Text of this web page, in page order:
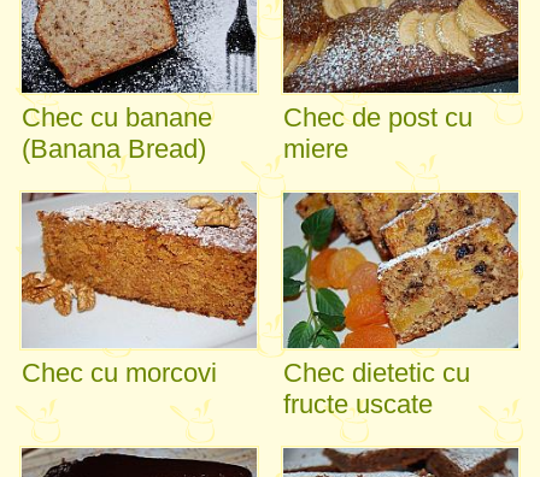
Chec cu banane
(Banana Bread)
Chec de post cu
miere
Chec cu morcovi
Chec dietetic cu
fructe uscate